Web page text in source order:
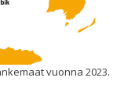
vuonna 2023.